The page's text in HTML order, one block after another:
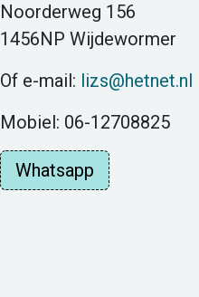
Noorderweg 156
1456NP Wijdewormer
Of e-mail: lizs@hetnet.nl
Mobiel: 06-12708825
Whatsapp